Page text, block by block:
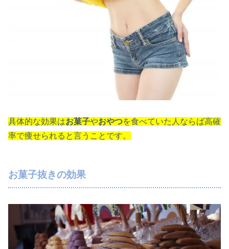
具体的な効果はお菓子やおやつを食べていた人ならば高確
率で痩せられると言うことです。
お菓子抜きの効果